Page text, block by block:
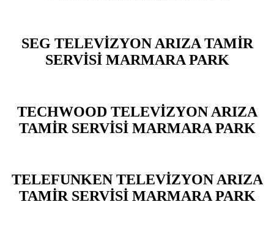
SEG TELEVİZYON ARIZA TAMİR
SERVİSİ MARMARA PARK
TECHWOOD TELEVİZYON ARIZA
TAMİR SERVİSİ MARMARA PARK
TELEFUNKEN TELEVİZYON ARIZA
TAMİR SERVİSİ MARMARA PARK